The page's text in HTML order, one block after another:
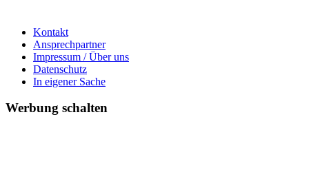
Kontakt
Ansprechpartner
Impressum / Über uns
Datenschutz
In eigener Sache
Werbung schalten